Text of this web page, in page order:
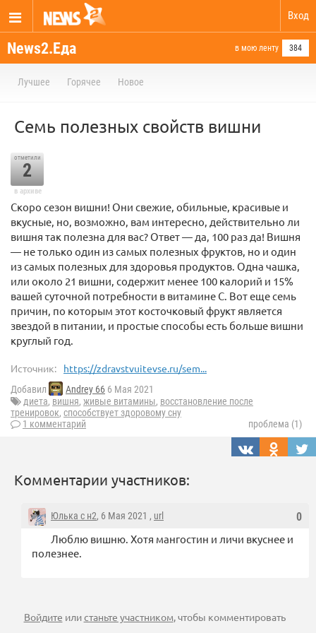
Вход
News2.Еда в мою ленту 384
Лучшее Горячее Новое
Семь полезных свойств вишни
отметили
2
в архиве
Скоро сезон вишни! Они свежие, обильные, красивые и
вкусные, но, возможно, вам интересно, действительно ли
вишня так полезна для вас? Ответ — да, 100 раз да! Вишня
— не только один из самых полезных фруктов, но и один
из самых полезных для здоровья продуктов. Одна чашка,
или около 21 вишни, содержит менее 100 калорий и 15%
вашей суточной потребности в витамине С. Вот еще семь
причин, по которым этот косточковый фрукт является
звездой в питании, и простые способы есть больше вишни
круглый год.
Источник: https://zdravstvuitevse.ru/sem...
Добавил Andrey 66 6 Мая 2021
диета, вишня, живые витамины, восстановление после
тренировок, способствует здоровому сну
1 комментарий
проблема (1)
Комментарии участников:
0
Юлька с н2, 6 Мая 2021 , url
Люблю вишню. Хотя мангостин и личи вкуснее и
полезнее.
Войдите илистаньте участником, чтобы комментировать